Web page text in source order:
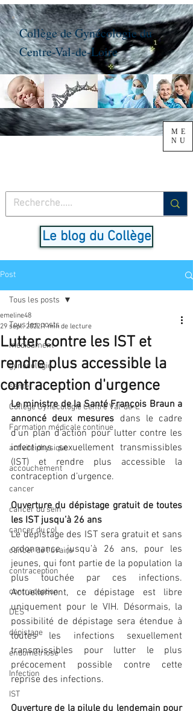
Le blog du Collège
ME
NU
Collège de Gynécologie du
Centre-Val-de-Loire
Post
Tous les posts
médicament
gynécologie
santé
Collège Gynécologie Centre Val-de-L
Formation médicale continue
activité physique
accouchement
cancer
cancer du sein
cancer du col
cancer de l'ovaire
contraception
contraception
DES
dépistage
endométriose
Infection
IST
Tous les posts
Lutter contre les IST et
rendre plus accessible la
contraception d'urgence
emeline48
29 sept. 2022 1 min de lecture
Le ministre de la Santé François Braun a
annoncé deux mesures dans le cadre
d’un plan d’action pour lutter contre les
infections sexuellement transmissibles
(IST) et rendre plus accessible la
contraception d’urgence.
Ouverture du dépistage gratuit de toutes
les IST jusqu’à 26 ans
Le dépistage des IST sera gratuit et sans
ordonnance jusqu’à 26 ans, pour les
jeunes, qui font partie de la population la
plus touchée par ces infections.
Actuellement, ce dépistage est libre
uniquement pour le VIH. Désormais, la
possibilité de dépistage sera étendue à
toutes les infections sexuellement
transmissibles pour lutter le plus
précocement possible contre cette
reprise des infections.
Ouverture de la pilule du lendemain pour